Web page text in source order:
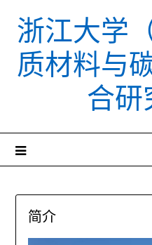
content
浙江大学
质材料与
合研
简介